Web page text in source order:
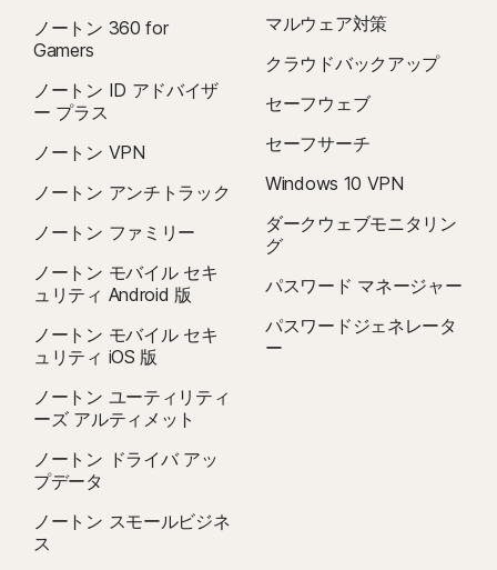
ノートン 360 for
Gamers
ノートン ID アドバイザ
ー プラス
ノートン VPN
ノートン アンチトラック
ノートン ファミリー
ノートン モバイル セキ
ュリティ Android 版
ノートン モバイル セキ
ュリティ iOS 版
ノートン ユーティリティ
ーズ アルティメット
ノートン ドライバ アッ
プデータ
ノートン スモールビジネ
ス
マルウェア対策
クラウドバックアップ
セーフウェブ
セーフサーチ
Windows 10 VPN
ダークウェブモニタリン
グ
パスワード マネージャー
パスワードジェネレータ
ー